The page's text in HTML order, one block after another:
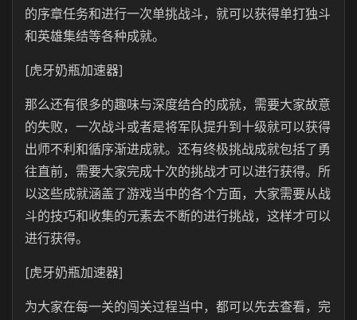
的序章任务和进行一次单挑战斗，就可以获得单打独斗
和英雄集结等各种成就。
[虎牙奶瓶加速器]
那么还有很多的趣味与深度结合的成就，需要大家故意
的失败，一次战斗或者是将军队提升到十级就可以获得
出师不利和循序渐进成就。还有终极挑战成就包括了勇
往直前，需要大家完成十次的挑战才可以进行获得。所
以这些成就涵盖了游戏当中的各个方面，大家需要从战
斗的技巧和收集的元素去不断的进行挑战，这样才可以
进行获得。
[虎牙奶瓶加速器]
为大家在每一关的闯关过程当中，都可以先去查看，完